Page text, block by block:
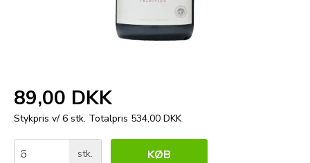
89,00 DKK
Stykpris v/ 6 stk. Totalpris 534,00 DKK
stk. KØB